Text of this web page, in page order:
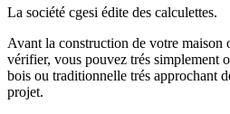
La société cgesi édite des calculettes.
Avant la construction de votre maison
vérifier, vous pouvez trés simplement
bois ou traditionnelle trés approchant
projet.